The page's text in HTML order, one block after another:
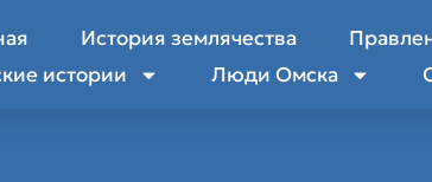
История землячества
истории
Люди Омска